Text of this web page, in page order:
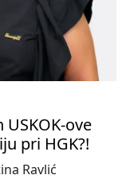
ove
pri HGK?!
Ravlić